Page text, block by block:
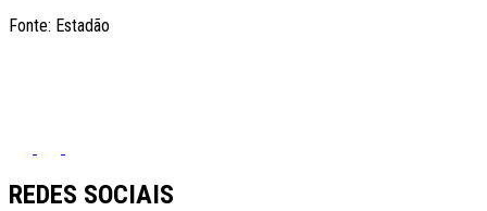
Fonte: Estadão
REDES SOCIAIS